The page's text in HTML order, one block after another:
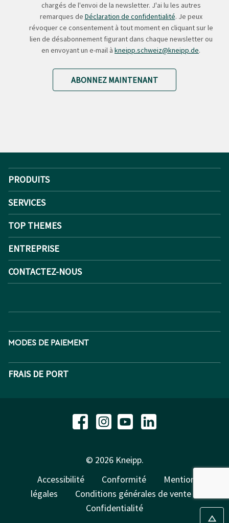
chargés de l'envoi de la newsletter. J'ai lu les autres
remarques de Déclaration de confidentialité. Je peux
révoquer ce consentement à tout moment en cliquant sur le
lien de désabonnement figurant dans chaque newsletter ou
en envoyant un e-mail à kneipp.schweiz@kneipp.de.
ABONNEZ MAINTENANT
PRODUITS
SERVICES
TOP THEMES
ENTREPRISE
CONTACTEZ-NOUS
MODES DE PAIEMENT
FRAIS DE PORT
© 2026 Kneipp.
Accessibilité
Conformité
Mentions
légales
Conditions générales de vente
Confidentialité